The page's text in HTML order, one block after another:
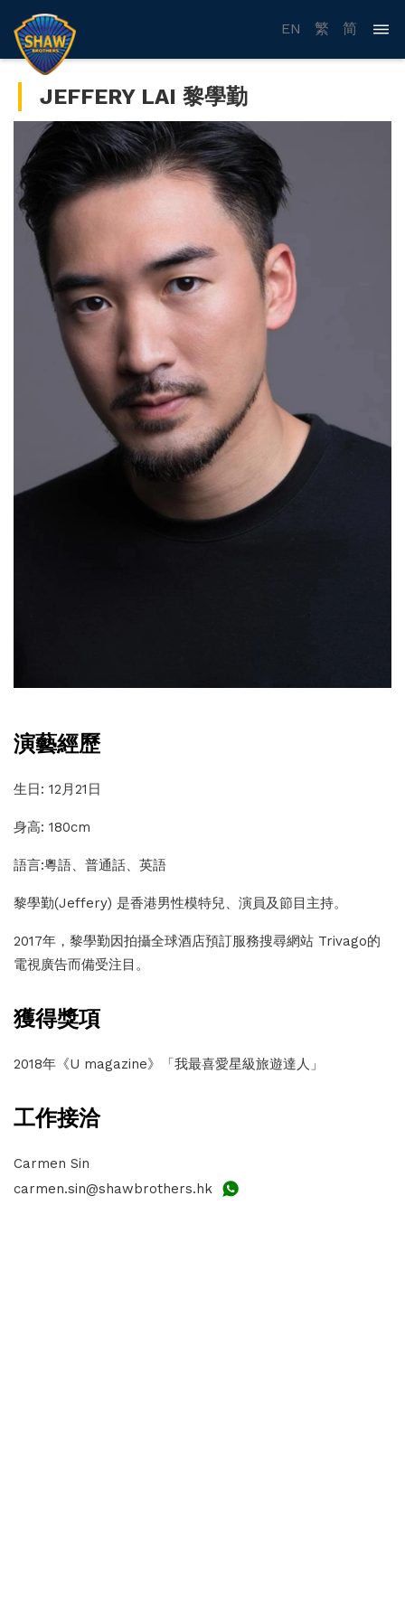
EN 繁 简
JEFFERY LAI 黎學勤
演藝經歷
生日: 12月21日
身高: 180cm
語言:粵語、普通話、英語
黎學勤(Jeffery) 是香港男性模特兒、演員及節目主持。
2017年，黎學勤因拍攝全球酒店預訂服務搜尋網站 Trivago的
電視廣告而備受注目。
獲得獎項
2018年《U magazine》「我最喜愛星級旅遊達人」
工作接洽
Carmen Sin
carmen.sin@shawbrothers.hk